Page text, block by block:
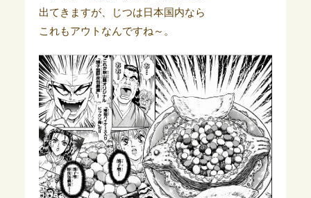
出てきますが、じつは日本国内なら
これもアウトなんですね～。